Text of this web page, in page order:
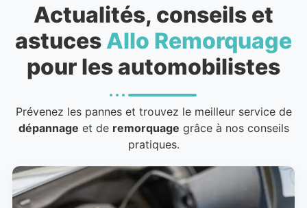
Actualités, conseils et
astuces Allo Remorquage
pour les automobilistes
Prévenez les pannes et trouvez le meilleur service de
dépannage et de remorquage grâce à nos conseils
pratiques.